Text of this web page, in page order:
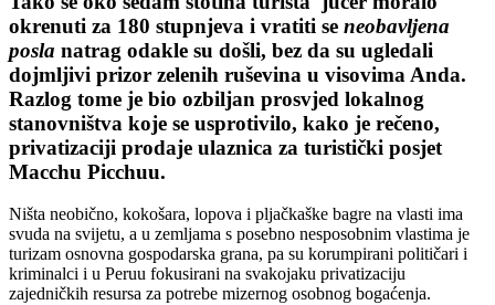
okrenuti za 180 stupnjeva i vratiti se neobavljena
posla natrag odakle su došli, bez da su ugledali
dojmljivi prizor zelenih ruševina u visovima Anda.
Razlog tome je bio ozbiljan prosvjed lokalnog
stanovništva koje se usprotivilo, kako je rečeno,
privatizaciji prodaje ulaznica za turistički posjet
Macchu Picchuu.
Ništa neobično, kokošara, lopova i pljačkaške bagre na vlasti ima
svuda na svijetu, a u zemljama s posebno nesposobnim vlastima je
turizam osnovna gospodarska grana, pa su korumpirani političari i
kriminalci i u Peruu fokusirani na svakojaku privatizaciju
zajedničkih resursa za potrebe mizernog osobnog bogaćenja.